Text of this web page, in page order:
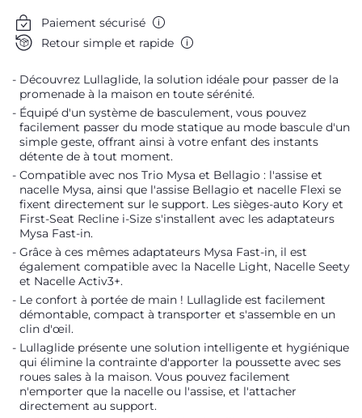
Paiement sécurisé
Retour simple et rapide
Découvrez Lullaglide, la solution idéale pour passer de la
promenade à la maison en toute sérénité.
Équipé d'un système de basculement, vous pouvez
facilement passer du mode statique au mode bascule d'un
simple geste, offrant ainsi à votre enfant des instants
détente de à tout moment.
Compatible avec nos Trio Mysa et Bellagio : l'assise et
nacelle Mysa, ainsi que l'assise Bellagio et nacelle Flexi se
fixent directement sur le support. Les sièges-auto Kory et
First-Seat Recline i-Size s'installent avec les adaptateurs
Mysa Fast-in.
Grâce à ces mêmes adaptateurs Mysa Fast-in, il est
également compatible avec la Nacelle Light, Nacelle Seety
et Nacelle Activ3+.
Le confort à portée de main ! Lullaglide est facilement
démontable, compact à transporter et s'assemble en un
clin d'œil.
Lullaglide présente une solution intelligente et hygiénique
qui élimine la contrainte d'apporter la poussette avec ses
roues sales à la maison. Vous pouvez facilement
n'emporter que la nacelle ou l'assise, et l'attacher
directement au support.